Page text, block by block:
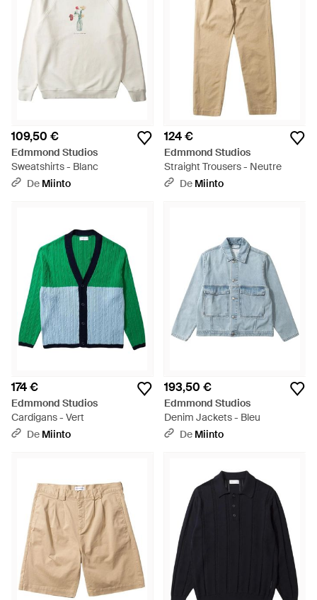
109,50 €
Edmmond Studios
Sweatshirts - Blanc
De Miinto
124 €
Edmmond Studios
Straight Trousers - Neutre
De Miinto
174 €
Edmmond Studios
Cardigans - Vert
De Miinto
193,50 €
Edmmond Studios
Denim Jackets - Bleu
De Miinto